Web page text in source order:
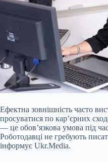
Ефектна зовнішність часто
просуватися по кар’єрних
— це обов’язкова умова під
Роботодавці не гребують
інформує Ukr.Media.